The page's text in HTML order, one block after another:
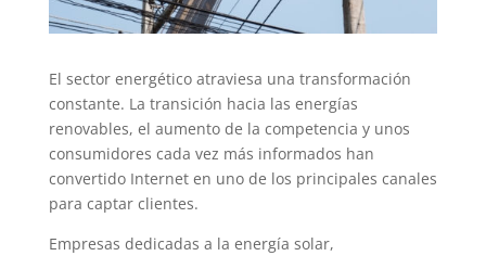
El sector energético atraviesa una transformación
constante. La transición hacia las energías
renovables, el aumento de la competencia y unos
consumidores cada vez más informados han
convertido Internet en uno de los principales canales
para captar clientes.
Empresas dedicadas a la energía solar,